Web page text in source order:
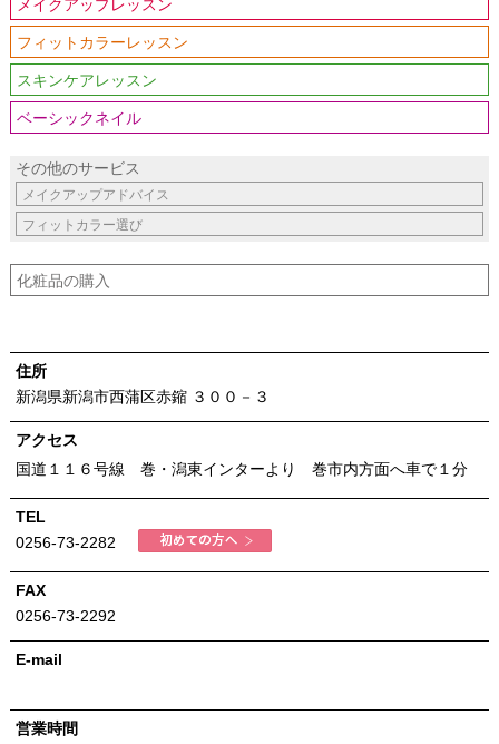
メイクアップレッスン
フィットカラーレッスン
スキンケアレッスン
ベーシックネイル
その他のサービス
メイクアップアドバイス
フィットカラー選び
化粧品の購入
住所
新潟県新潟市西蒲区赤鏥 ３００－３
アクセス
国道１１６号線 巻・潟東インターより 巻市内方面へ車で１分
TEL
0256-73-2282
FAX
0256-73-2292
E-mail
営業時間